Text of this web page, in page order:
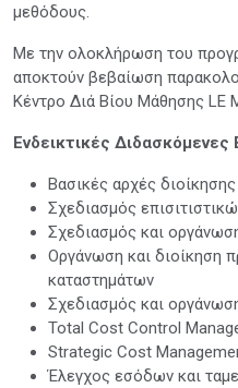
μεθόδους.
Με την ολοκλήρωση του
αποκτούν βεβαίωση
Κέντρο Διά Βίου Μάθησης LE
Ενδεικτικές Διδασκόμενες
Βασικές αρχές διοίκησης
Σχεδιασμός
Σχεδιασμός και
Οργάνωση και διοίκηση
καταστημάτων
Σχεδιασμός και
Total Cost Control
Strategic Cost
Έλεγχος εσόδων και